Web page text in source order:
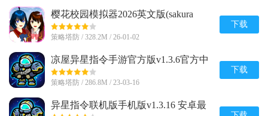
樱花校园模拟器2026英文版(sakura
schoolsimulator)v1.047.03 手机版
策略塔防 / 328.2M / 26-01-02
下载
凉屋异星指令手游官方版v1.3.6官方中
文最新版
策略塔防 / 286.8M / 23-03-16
下载
异星指令联机版手机版v1.3.16 安卓最